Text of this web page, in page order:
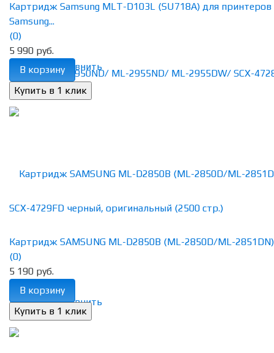
избранное сравнить
Картридж Samsung MLT-D103L (SU718A) для принтеров
Samsung...
(0)
5 990 руб.
В корзину
избранное сравнить
Картридж SAMSUNG ML-D2850B (ML-2850D/ML-
(0)
5 190 руб.
В корзину